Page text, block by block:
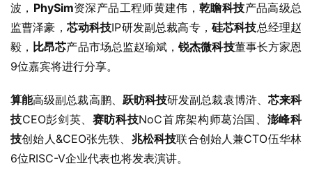
波， PhySim资深产品工程师黄建伟，乾瞻科技产品高级总
监曹泽豪， 芯动科技IP研发副总裁高专， 硅芯科技总经理赵
毅， 比昂芯产品市场总监赵瑜斌，锐杰微科技董事长方家恩
9位嘉宾将进行分享。
算能高级副总裁高鹏、 跃昉科技研发副总裁袁博浒、 芯来科
技CEO彭剑英、 赛昉科技NoC首席架构师葛治国、 澎峰科
技创始人&CEO张先轶、 兆松科技联合创始人兼CTO伍华林
6位RISC-V企业代表也将发表演讲。